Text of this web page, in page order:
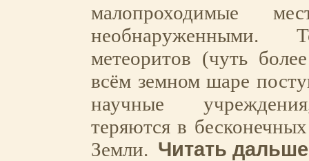
малопроходимые
необнаруженными.
метеоритов (чуть
всём земном шаре
научные
теряются в
Земли. Читать